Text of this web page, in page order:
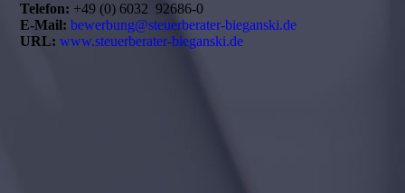
Telefon: +49 (0) 6032 92686-0
E-Mail: bewerbung@steuerberater-bieganski.de
URL: www.steuerberater-bieganski.de